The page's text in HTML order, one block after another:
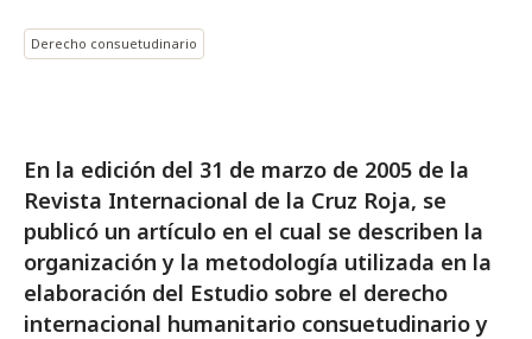
Derecho consuetudinario
En la edición del 31 de marzo de 2005 de la
Revista Internacional de la Cruz Roja, se
publicó un artículo en el cual se describen la
organización y la metodología utilizada en la
elaboración del Estudio sobre el derecho
internacional humanitario consuetudinario y